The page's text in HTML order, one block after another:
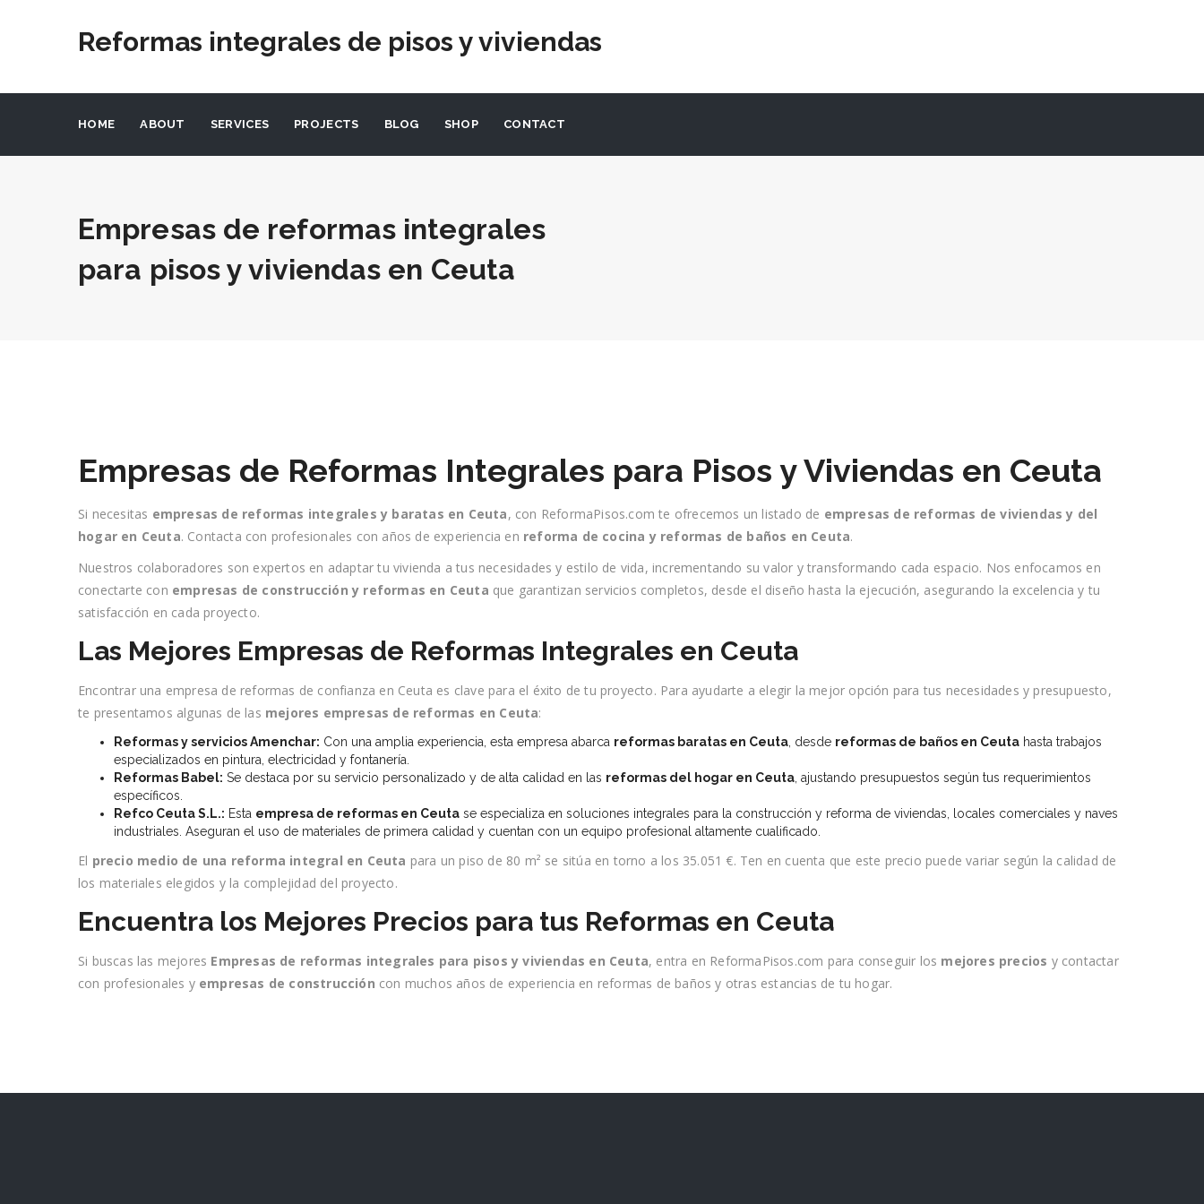
Reformas integrales de pisos y viviendas
HOME ABOUT SERVICES PROJECTS BLOG SHOP CONTACT
Empresas de reformas integrales
para pisos y viviendas en Ceuta
Empresas de Reformas Integrales para Pisos y Viviendas en Ceuta
Si necesitas empresas de reformas integrales y baratas en Ceuta, con ReformaPisos.com te ofrecemos un listado de empresas de reformas de viviendas y del
hogar en Ceuta. Contacta con profesionales con años de experiencia en reforma de cocina y reformas de baños en Ceuta.
Nuestros colaboradores son expertos en adaptar tu vivienda a tus necesidades y estilo de vida, incrementando su valor y transformando cada espacio. Nos enfocamos en
conectarte con empresas de construcción y reformas en Ceuta que garantizan servicios completos, desde el diseño hasta la ejecución, asegurando la excelencia y tu
satisfacción en cada proyecto.
Las Mejores Empresas de Reformas Integrales en Ceuta
Encontrar una empresa de reformas de confianza en Ceuta es clave para el éxito de tu proyecto. Para ayudarte a elegir la mejor opción para tus necesidades y presupuesto,
te presentamos algunas de las mejores empresas de reformas en Ceuta:
Reformas y servicios Amenchar: Con una amplia experiencia, esta empresa abarca reformas baratas en Ceuta , desde reformas de baños en Ceuta hasta trabajos
especializados en pintura, electricidad y fontanería.
Reformas Babel: Se destaca por su servicio personalizado y de alta calidad en las reformas del hogar en Ceuta , ajustando presupuestos según tus requerimientos
específicos.
Refco Ceuta S.L.: Esta empresa de reformas en Ceuta se especializa en soluciones integrales para la construcción y reforma de viviendas, locales comerciales y naves
industriales. Aseguran el uso de materiales de primera calidad y cuentan con un equipo profesional altamente cualificado.
El precio medio de una reforma integral en Ceuta para un piso de 80 m² se sitúa en torno a los 35.051 €. Ten en cuenta que este precio puede variar según la calidad de
los materiales elegidos y la complejidad del proyecto.
Encuentra los Mejores Precios para tus Reformas en Ceuta
Si buscas las mejores Empresas de reformas integrales para pisos y viviendas en Ceuta, entra en ReformaPisos.com para conseguir los mejores precios y contactar
con profesionales y empresas de construcción con muchos años de experiencia en reformas de baños y otras estancias de tu hogar.